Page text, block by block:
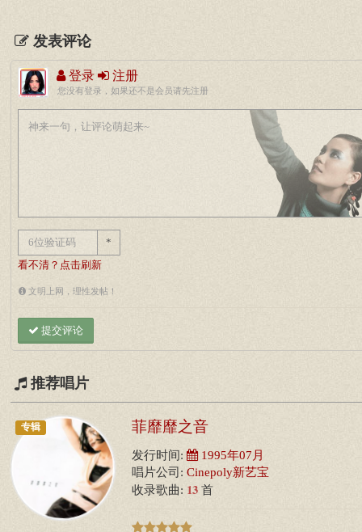
发表评论
登录 注册
您没有登录，如果还不是会员请先注册
*
看不清？点击刷新
文明上网，理性发帖！
提交评论
推荐唱片
专辑 菲靡靡之音
发行时间: 1995年07月
唱片公司: Cinepoly新艺宝
收录歌曲: 13 首